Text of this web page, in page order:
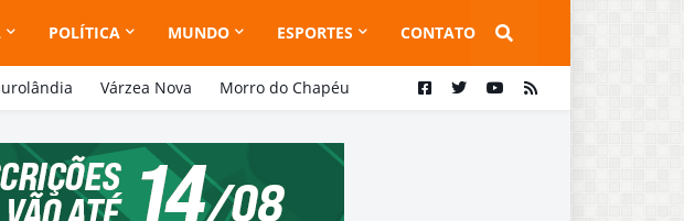
POLÍTICA MUNDO ESPORTES CONTATO
Várzea Nova Morro do Chapéu